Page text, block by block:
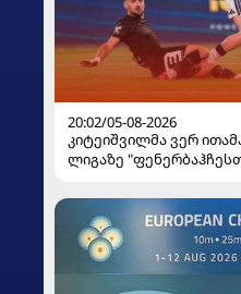
20:02/05-08-2026
კიტეიშვილმა ვერ
ლიგაზე